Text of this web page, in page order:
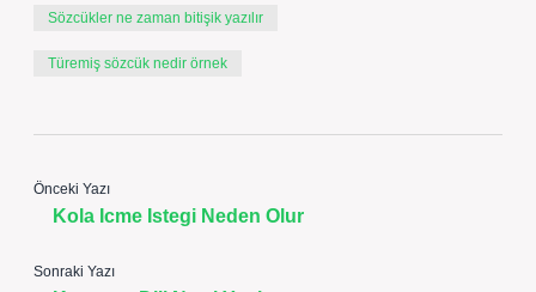
Sözcükler ne zaman bitişik yazılır
Türemiş sözcük nedir örnek
Önceki Yazı
Kola Icme Istegi Neden Olur
Sonraki Yazı